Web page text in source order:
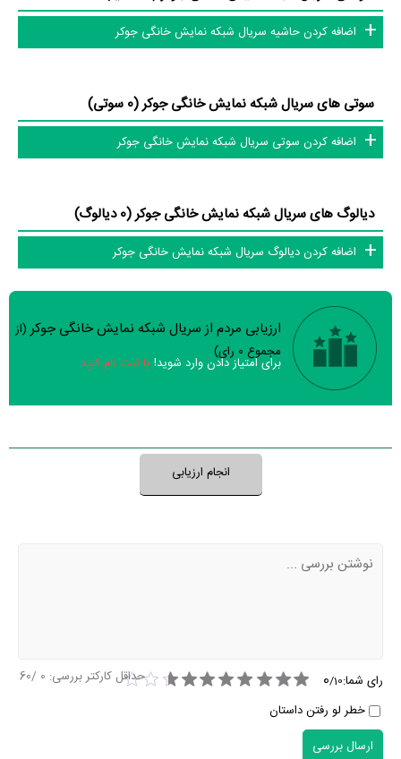
اضافه کردن حاشیه سریال شبکه نمایش خانگی جوکر
سوتی های سریال شبکه نمایش خانگی جوکر (0 سوتی)
اضافه کردن سوتی سریال شبکه نمایش خانگی جوکر
دیالوگ های سریال شبکه نمایش خانگی جوکر (0 دیالوگ)
اضافه کردن دیالوگ سریال شبکه نمایش خانگی جوکر
سوالات نظرسنجی ( 0 سوال)
ارزیابی مردم از سریال شبکه نمایش خانگی جوکر (از
مجموع 0 رای)
برای امتیاز دادن وارد شوید! یا ثبت نام کنید
انجام ارزیابی
رای شما: 0/10
خطر لو رفتن داستان
حداقل کارکتر بررسی: 0
/60
ارسال بررسی